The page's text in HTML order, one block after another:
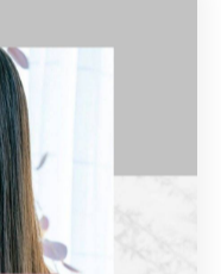
す。納得できないと
が納得のいく結果に
気をつけたい表
かつ丁寧な言葉遣い